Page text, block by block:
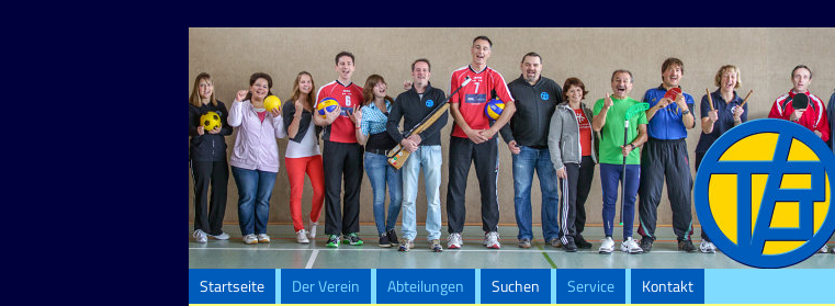
Startseite Der Verein Abteilungen Suchen Service Kontakt